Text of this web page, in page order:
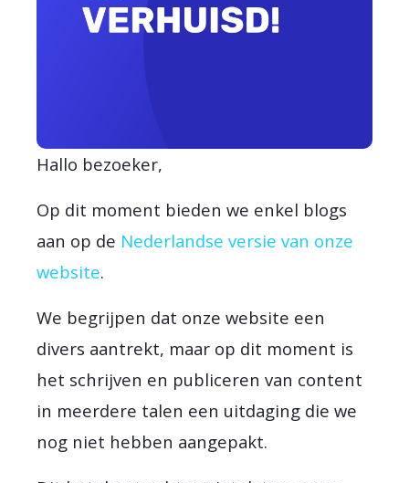
Hallo bezoeker,
Op dit moment bieden we enkel blogs
aan op de Nederlandse versie van onze
website.
We begrijpen dat onze website een
divers aantrekt, maar op dit moment is
het schrijven en publiceren van content
in meerdere talen een uitdaging die we
nog niet hebben aangepakt.